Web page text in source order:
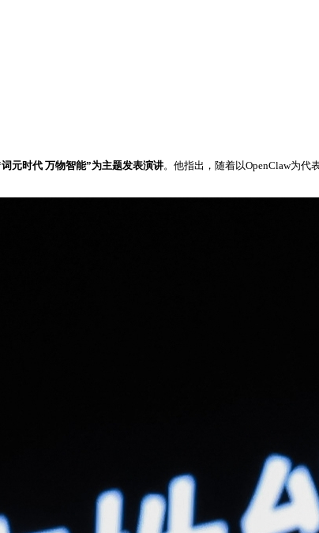
元时代 万物智能”为主题发表演讲。他指出，随着以OpenClaw为代